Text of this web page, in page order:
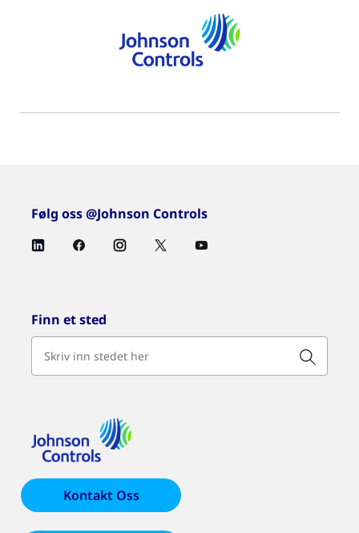
Følg oss @Johnson Controls
Finn et sted
Kontakt Oss